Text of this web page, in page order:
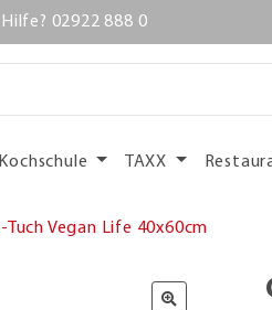
02922 888 0
Kochschule TAXX
Tuch Vegan Life 40x60cm